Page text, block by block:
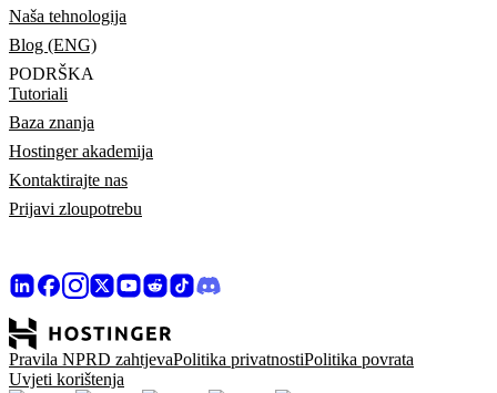
Naša tehnologija
Blog (ENG)
PODRŠKA
Tutoriali
Baza znanja
Hostinger akademija
Kontaktirajte nas
Prijavi zloupotrebu
Pravila NPRD zahtjevaPolitika privatnostiPolitika povrata
Uvjeti korištenja